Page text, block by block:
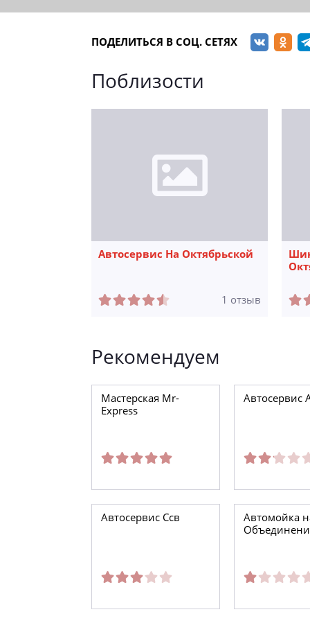
ПОДЕЛИТЬСЯ В СОЦ. СЕТЯХ
Поблизости
Автосервис На Октябрьской
1 отзыв
Рекомендуем
Мастерская Mr-
Express
Автосервис
Автосервис Ссв
Автомойка